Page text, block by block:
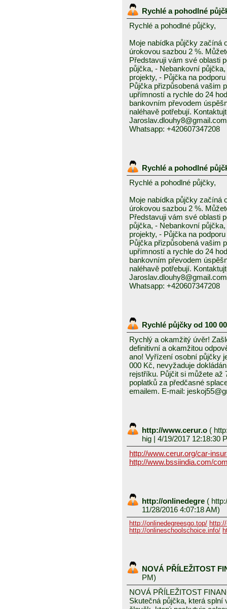
Rychlé a pohodlné
Rychlé a pohodlné půjčky,
Moje nabídka půjčky začíná
úrokovou sazbou 2 %.
Představuji vám své oblasti
půjčka, - Nebankovní
projekty, - Půjčka na
Půjčka přizpůsobená vašim
upřímností a rychle do 24
bankovním převodem
naléhavě potřebují.
Jaroslav.dlouhy8@gmail.com
Whatsapp: +420607347208
Rychlé a pohodlné
Rychlé a pohodlné půjčky,
Moje nabídka půjčky začíná
úrokovou sazbou 2 %.
Představuji vám své oblasti
půjčka, - Nebankovní
projekty, - Půjčka na
Půjčka přizpůsobená vašim
upřímností a rychle do 24
bankovním převodem
naléhavě potřebují.
Jaroslav.dlouhy8@gmail.com
Whatsapp: +420607347208
Rychlé půjčky od 100
Rychlý a okamžitý úvěr!
definitivní a okamžitou
ano! Vyřízení osobní půjčky
000 Kč, nevyžaduje
rejstříku. Půjčit si můžete až
poplatků za předčasné
emailem. E-mail:
http://www.cerur.o (
hig | 4/19/2017 12:18:30
http://www.cerur.org/car-
http://www.bssiindia.com/
http://onlinedegre (
11/28/2016 4:07:18 AM)
http://onlinedegreesgo.top/
http://onlineschoolschoice.info/
NOVÁ PŘÍLEŽITOST
PM)
NOVÁ PŘÍLEŽITOST
Skutečná půjčka, která